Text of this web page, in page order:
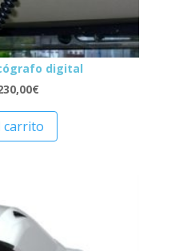
digital
€
carrito